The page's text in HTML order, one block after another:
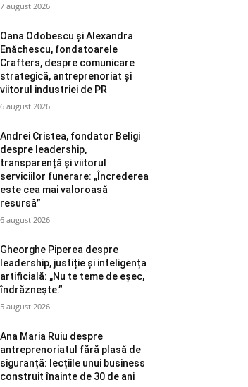
7 august 2026
Oana Odobescu și Alexandra
Enăchescu, fondatoarele
Crafters, despre comunicare
strategică, antreprenoriat și
viitorul industriei de PR
6 august 2026
Andrei Cristea, fondator Beligi
despre leadership,
transparență și viitorul
serviciilor funerare: „Încrederea
este cea mai valoroasă
resursă”
6 august 2026
Gheorghe Piperea despre
leadership, justiție și inteligența
artificială: „Nu te teme de eșec,
îndrăznește.”
5 august 2026
Ana Maria Ruiu despre
antreprenoriatul fără plasă de
siguranță: lecțiile unui business
construit înainte de 30 de ani